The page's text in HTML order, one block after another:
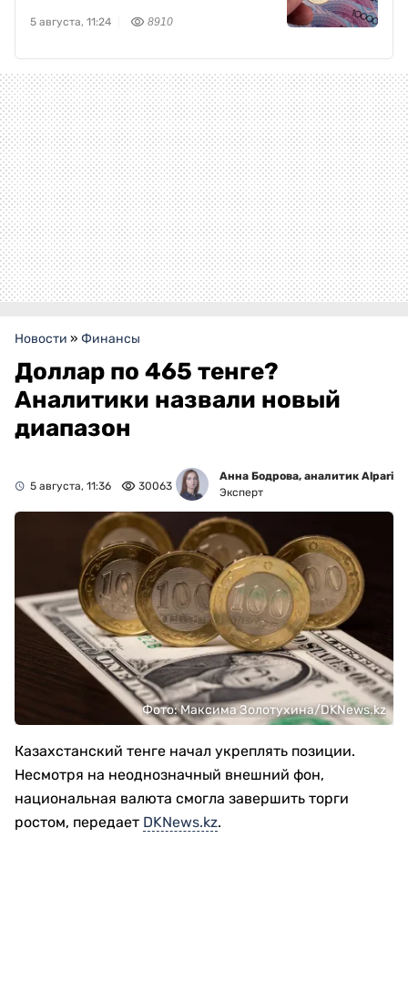
5 августа, 11:24 8910
Новости » Финансы
Доллар по 465 тенге?
Аналитики назвали новый
диапазон
5 августа, 11:36 30063
Анна Бодрова, аналитик Alpari
Эксперт
Фото: Максима Золотухина/DKNews.kz
Казахстанский тенге начал укреплять позиции.
Несмотря на неоднозначный внешний фон,
национальная валюта смогла завершить торги
ростом, передает DKNews.kz.